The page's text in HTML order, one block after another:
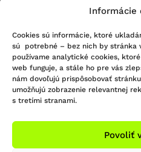
Informácie
Cookies sú informácie, ktoré
sú potrebné – bez nich by stránka
používame analytické cookies,
web funguje, a stále ho pre vás
nám dovoľujú prispôsobovať
umožňujú zobrazenie relevantnej
s tretími stranami.
Povoliť
© 2021